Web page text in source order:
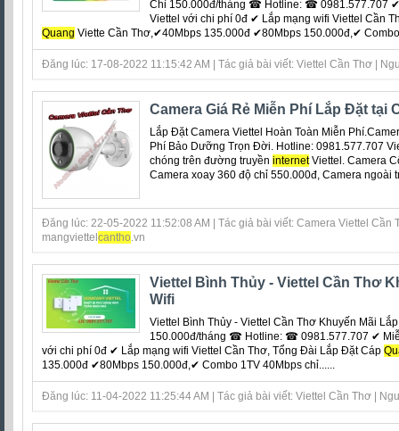
Chỉ 150.000đ/tháng ☎ Hotline: ☎ 0981.577.707
Viettel với chi phí 0đ ‎✔ Lắp mạng wifi Viettel Cần
Quang Viette Cần Thơ,✔40Mbps 135.000đ ✔80Mbps 150.000đ,✔ Combo
Đăng lúc: 17-08-2022 11:15:42 AM | Tác giả bài viết: Viettel Cần Thơ |
Camera Giá Rẻ Miễn Phí Lắp Đặt tại
Lắp Đặt Camera Viettel Hoàn Toàn Miễn
Phí Bảo Dưỡng Trọn Đời. Hotline: 0981.577.707
chóng trên đường truyền internetViettel. Camera
Camera xoay 360 độ chỉ 550.000đ, Camera ngoài
Đăng lúc: 22-05-2022 11:52:08 AM | Tác giả bài viết: Camera Viettel Cần
mangviettelcantho .vn
Viettel Bình Thủy - Viettel Cần Thơ
Wifi
Viettel Bình Thủy - Viettel Cần Thơ Khuyến Mãi
150.000đ/tháng ☎ Hotline: ☎ 0981.577.707 ✔
với chi phí 0đ ‎✔ Lắp mạng wifi Viettel Cần Thơ, Tổng Đài Lắp Đặt Cáp
135.000đ ✔80Mbps 150.000đ,✔ Combo 1TV 40Mbps chỉ......
Đăng lúc: 11-04-2022 11:25:44 AM | Tác giả bài viết: Viettel Cần Thơ |